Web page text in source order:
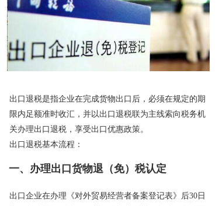
出口退税是指企业在完成货物出口后，必须在规定的期
限内足额准时收汇，并以出口退税联为主线索向税务机
关办理出口退税，享受出口优惠政策。
出口退税基本流程：
一、办理出口货物退（免）税认定
出口企业在办理《对外贸易经营者备案登记表》后30日